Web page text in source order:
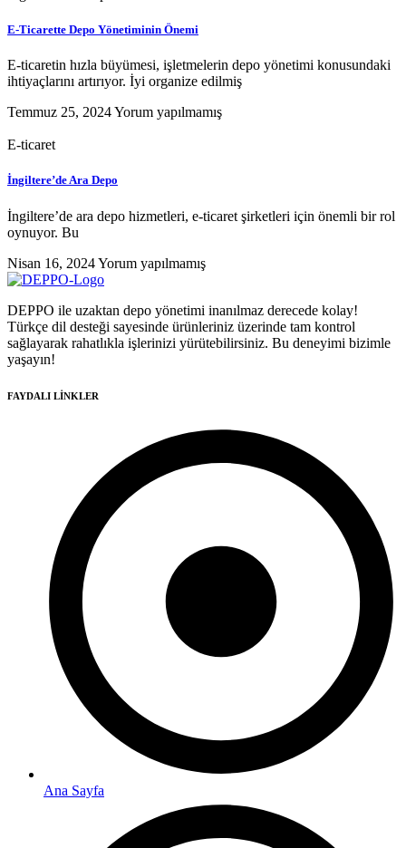
E-Ticarette Depo Yönetiminin Önemi
E-ticaretin hızla büyümesi, işletmelerin depo yönetimi konusundaki
ihtiyaçlarını artırıyor. İyi organize edilmiş
Temmuz 25, 2024Yorum yapılmamış
E-ticaret
İngiltere’de Ara Depo
İngiltere’de ara depo hizmetleri, e-ticaret şirketleri için önemli bir rol
oynuyor. Bu
Nisan 16, 2024Yorum yapılmamış
DEPPO ile uzaktan depo yönetimi inanılmaz derecede kolay!
Türkçe dil desteği sayesinde ürünleriniz üzerinde tam kontrol
sağlayarak rahatlıkla işlerinizi yürütebilirsiniz. Bu deneyimi bizimle
yaşayın!
FAYDALI LİNKLER
Ana Sayfa